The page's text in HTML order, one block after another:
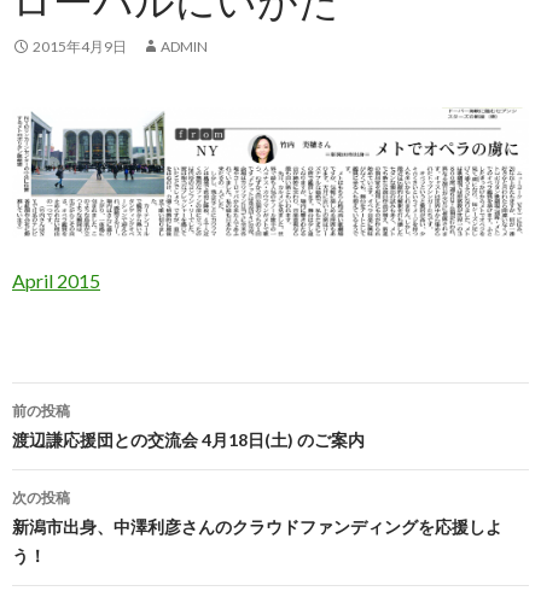
キ
ッ 2015年4月9日 ADMIN
April 2015
投
稿
ナ
ビ
ゲ
前の投稿
渡辺謙応援団との交流会 4月18日(土) のご案内
次の投稿
新潟市出身、中澤利彦さんのクラウドファンディングを応援しよ
う！